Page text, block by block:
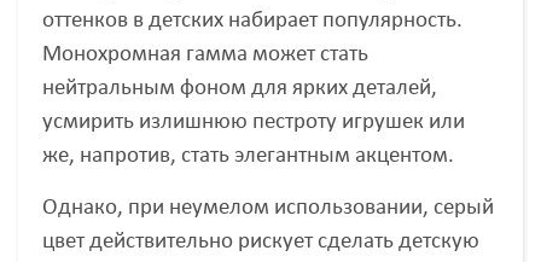
оттенков в детских набирает популярность.
Монохромная гамма может стать
нейтральным фоном для ярких деталей,
усмирить излишнюю пестроту игрушек или
же, напротив, стать элегантным акцентом.
Однако, при неумелом использовании, серый
цвет действительно рискует сделать детскую